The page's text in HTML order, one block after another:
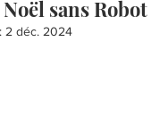
sans Robot
2 déc. 2024
sur 5.